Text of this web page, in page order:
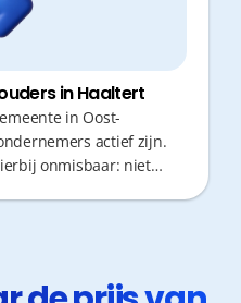
in Haaltert
in Oost-
actief zijn.
onmisbaar: niet
zijn cruciaal